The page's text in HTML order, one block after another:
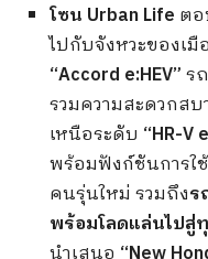
โซน Urban Life ตอ
ไปกับจังหวะของเ
“Accord e:HEV”ร
รวมความสะดวกส
เหนือระดับ “HR-V
พร้อมฟังก์ชันการใ
คนรุ่นใหม่ รวมถึงร
พร้อมโลดแล่นไปสู่